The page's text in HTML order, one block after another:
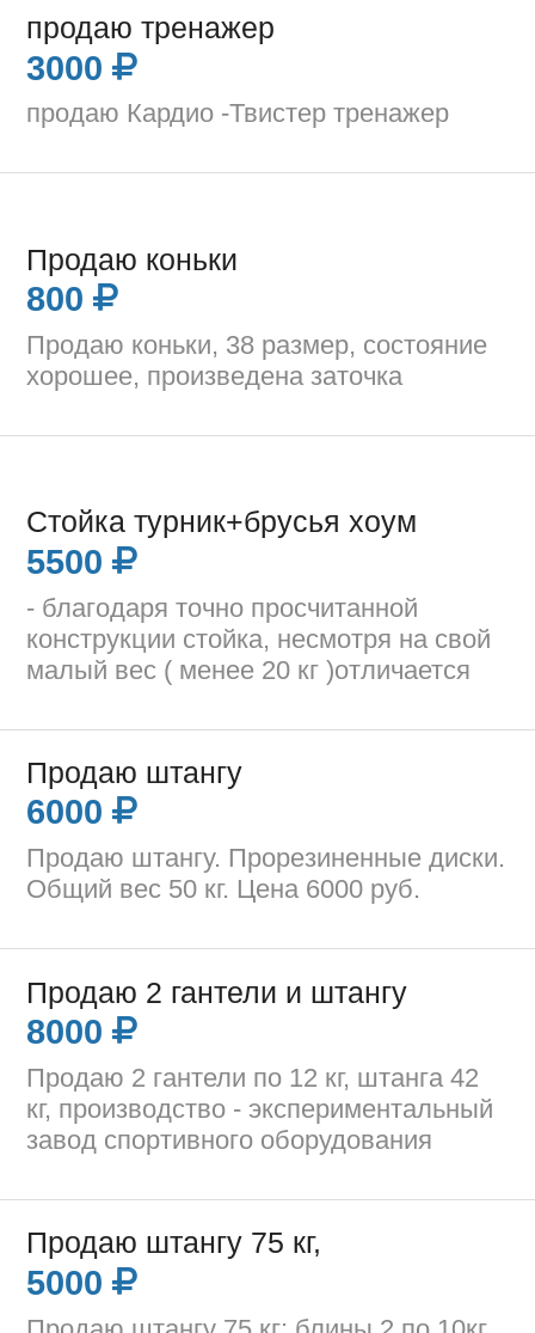
продаю тренажер
3000
продаю Кардио -Твистер тренажер
Продаю коньки
800
Продаю коньки, 38 размер, состояние
хорошее, произведена заточка
Стойка турник+брусья хоум
5500
- благодаря точно просчитанной
конструкции стойка, несмотря на свой
малый вес ( менее 20 кг )отличается
Продаю штангу
6000
Продаю штангу. Прорезиненные диски.
Общий вес 50 кг. Цена 6000 руб.
Продаю 2 гантели и штангу
8000
Продаю 2 гантели по 12 кг, штанга 42
кг, производство - экспериментальный
завод спортивного оборудования
Продаю штангу 75 кг,
5000